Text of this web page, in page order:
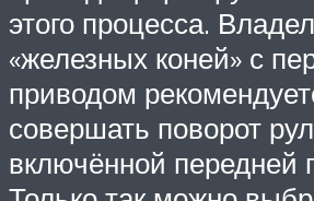
этого процесса.
«железных коней» с
приводом
совершать поворот
включённой передней